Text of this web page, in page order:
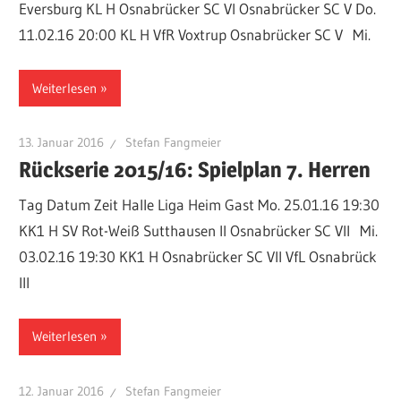
Eversburg KL H Osnabrücker SC VI Osnabrücker SC V Do.
11.02.16 20:00 KL H VfR Voxtrup Osnabrücker SC V Mi.
Weiterlesen
13. Januar 2016 Stefan Fangmeier
Rückserie 2015/16: Spielplan 7. Herren
Tag Datum Zeit Halle Liga Heim Gast Mo. 25.01.16 19:30
KK1 H SV Rot-Weiß Sutthausen II Osnabrücker SC VII Mi.
03.02.16 19:30 KK1 H Osnabrücker SC VII VfL Osnabrück
III
Weiterlesen
12. Januar 2016 Stefan Fangmeier